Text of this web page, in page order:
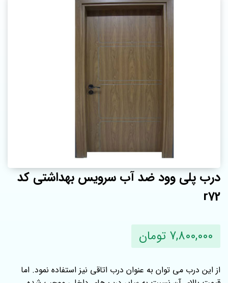
درب پلی وود ضد آب سرویس بهداشتی کد
r72
7,800,000 تومان
از این درب می توان به عنوان درب اتاقی نیز استفاده نمود. اما